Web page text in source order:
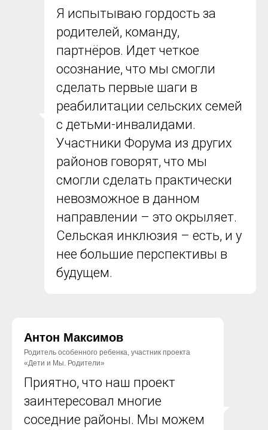
Я испытываю гордость за
родителей, команду,
партнёров. Идет четкое
осознание, что мы смогли
сделать первые шаги в
реабилитации сельских семей
с детьми-инвалидами.
Участники Форума из других
районов говорят, что мы
смогли сделать практически
невозможное в данном
направлении – это окрыляет.
Сельская инклюзия – есть, и у
нее большие перспективы в
будущем.
Антон Максимов
Родитель особенного ребенка, участник проекта
«Дети и Мы. Родители»
Приятно, что наш проект
заинтересовал многие
соседние районы. Мы можем